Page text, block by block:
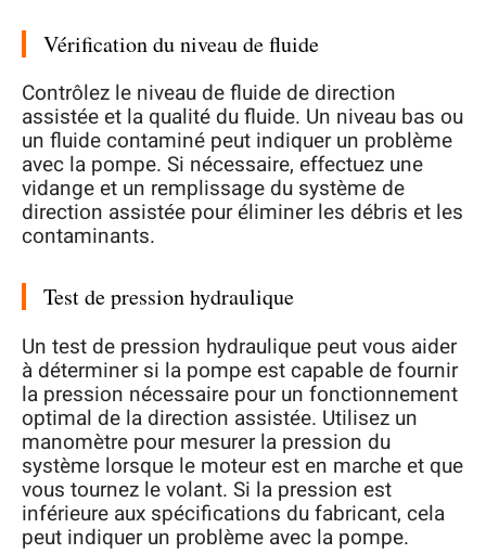
Vérification du niveau de fluide
Contrôlez le niveau de fluide de direction
assistée et la qualité du fluide. Un niveau bas ou
un fluide contaminé peut indiquer un problème
avec la pompe. Si nécessaire, effectuez une
vidange et un remplissage du système de
direction assistée pour éliminer les débris et les
contaminants.
Test de pression hydraulique
Un test de pression hydraulique peut vous aider
à déterminer si la pompe est capable de fournir
la pression nécessaire pour un fonctionnement
optimal de la direction assistée. Utilisez un
manomètre pour mesurer la pression du
système lorsque le moteur est en marche et que
vous tournez le volant. Si la pression est
inférieure aux spécifications du fabricant, cela
peut indiquer un problème avec la pompe.